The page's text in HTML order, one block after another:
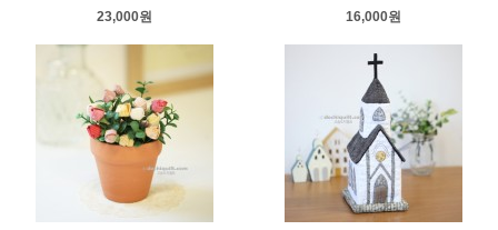
23,000원
16,000원